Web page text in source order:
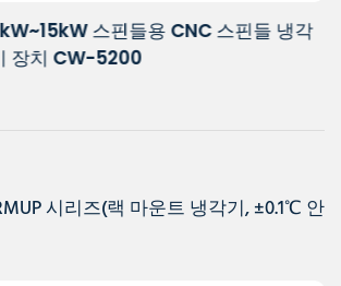
CNC 밀링 스핀들 냉각용 냉각
냉각기 장치 CW-5300
시리즈(랙 마운트 냉각기, ±0.1℃ 안